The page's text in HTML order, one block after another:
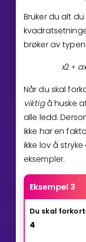
Bruker du alt
brøker av typen
x2 + a
Når du skal
viktigå huske
alle ledd.
ikke har en
ikke lov å
eksempler.
Eksempel 3
Du skal
4